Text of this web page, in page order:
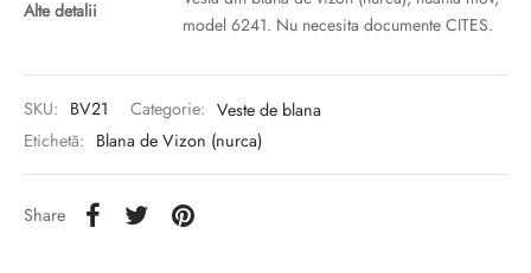
Alte detalii
model 6241. Nu necesita documente CITES.
SKU: BV21 Categorie: Veste de blana
Etichetă: Blana de Vizon (nurca)
Share